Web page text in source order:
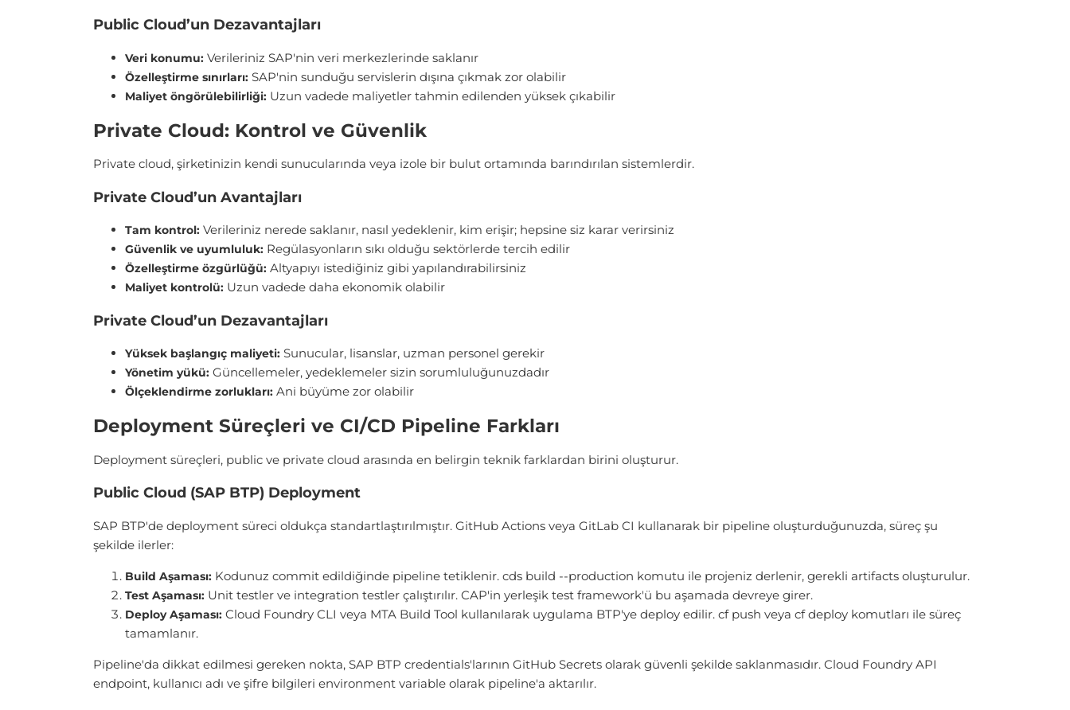
Public Cloud’un Dezavantajları
Veri konumu: Verileriniz SAP'nin veri merkezlerinde saklanır
Özelleştirme sınırları: SAP'nin sunduğu servislerin dışına çıkmak zor olabilir
Maliyet öngörülebilirliği: Uzun vadede maliyetler tahmin edilenden yüksek çıkabilir
Private Cloud: Kontrol ve Güvenlik
Private cloud, şirketinizin kendi sunucularında veya izole bir bulut ortamında barındırılan sistemlerdir.
Private Cloud’un Avantajları
Tam kontrol: Verileriniz nerede saklanır, nasıl yedeklenir, kim erişir; hepsine siz karar verirsiniz
Güvenlik ve uyumluluk: Regülasyonların sıkı olduğu sektörlerde tercih edilir
Özelleştirme özgürlüğü: Altyapıyı istediğiniz gibi yapılandırabilirsiniz
Maliyet kontrolü: Uzun vadede daha ekonomik olabilir
Private Cloud’un Dezavantajları
Yüksek başlangıç maliyeti: Sunucular, lisanslar, uzman personel gerekir
Yönetim yükü: Güncellemeler, yedeklemeler sizin sorumluluğunuzdadır
Ölçeklendirme zorlukları: Ani büyüme zor olabilir
Deployment Süreçleri ve CI/CD Pipeline Farkları
Deployment süreçleri, public ve private cloud arasında en belirgin teknik farklardan birini oluşturur.
Public Cloud (SAP BTP) Deployment
SAP BTP'de deployment süreci oldukça standartlaştırılmıştır. GitHub Actions veya GitLab CI kullanarak bir pipeline oluşturduğunuzda, süreç şu
şekilde ilerler:
Build Aşaması: Kodunuz commit edildiğinde pipeline tetiklenir. cds build --production komutu ile projeniz derlenir, gerekli artifacts oluşturulur.
Test Aşaması: Unit testler ve integration testler çalıştırılır. CAP'in yerleşik test framework'ü bu aşamada devreye girer.
Deploy Aşaması: Cloud Foundry CLI veya MTA Build Tool kullanılarak uygulama BTP'ye deploy edilir. cf push veya cf deploy komutları ile süreç
tamamlanır.
Pipeline'da dikkat edilmesi gereken nokta, SAP BTP credentials'larının GitHub Secrets olarak güvenli şekilde saklanmasıdır. Cloud Foundry API
endpoint, kullanıcı adı ve şifre bilgileri environment variable olarak pipeline'a aktarılır.